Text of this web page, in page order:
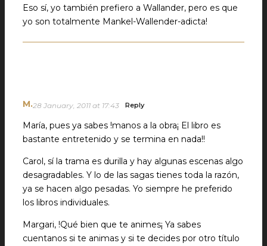
Eso sí, yo también prefiero a Wallander, pero es que
yo son totalmente Mankel-Wallender-adicta!
M.28 January, 2011 at 17:43 Reply
María, pues ya sabes !manos a la obra¡ El libro es
bastante entretenido y se termina en nada!!
Carol, sí la trama es durilla y hay algunas escenas algo
desagradables. Y lo de las sagas tienes toda la razón,
ya se hacen algo pesadas. Yo siempre he preferido
los libros individuales.
Margari, !Qué bien que te animes¡ Ya sabes
cuentanos si te animas y si te decides por otro título